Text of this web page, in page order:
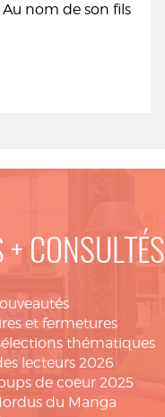
nom de son fils
+ CONSULTÉS
et fermetures
thématiques
lecteurs 2026
de coeur 2025
du Manga